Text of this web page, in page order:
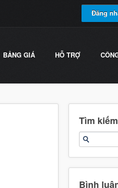
Đăng
BẢNG GIÁ HỖ TRỢ
Tìm kiếm
Bình